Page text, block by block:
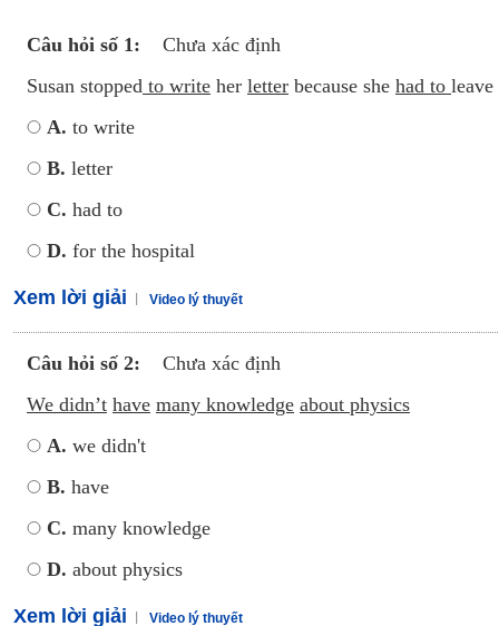
Câu hỏi số 1:
Chưa xác định
Susan stopped to write her letter because she had to leave
A. to write
B. letter
C. had to
D. for the hospital
Xem lời giải Video lý thuyết
Câu hỏi số 2:
Chưa xác định
We didn’t have many knowledge about physics
A. we didn't
B. have
C. many knowledge
D. about physics
Xem lời giải Video lý thuyết